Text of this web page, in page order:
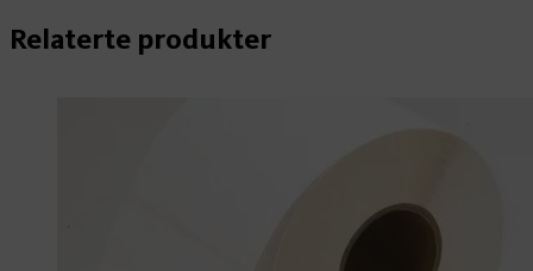
Relaterte produkter